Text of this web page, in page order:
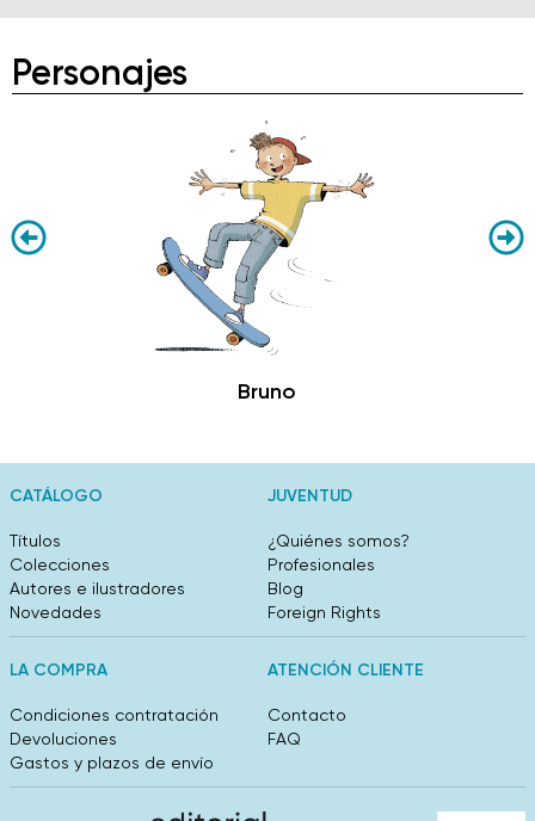
Personajes
Bruno
CATÁLOGO
Títulos
Colecciones
Autores e ilustradores
Novedades
JUVENTUD
¿Quiénes somos?
Profesionales
Blog
Foreign Rights
LA COMPRA
Condiciones contratación
Devoluciones
Gastos y plazos de envío
ATENCIÓN CLIENTE
Contacto
FAQ